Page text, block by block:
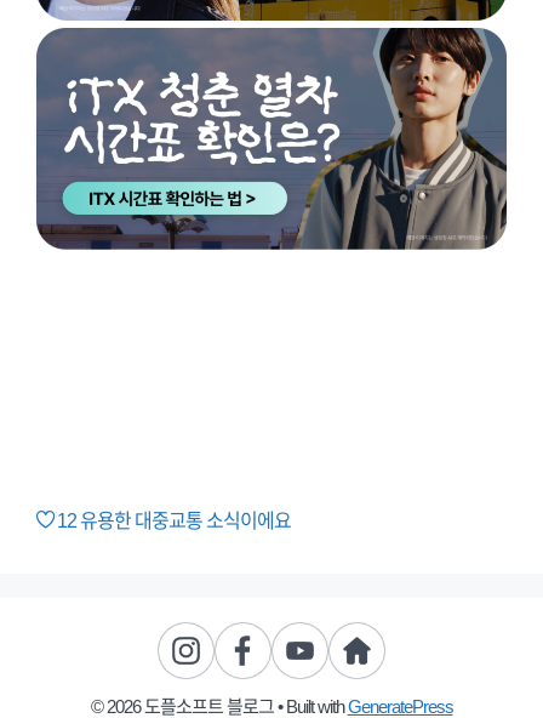
12유용한 대중교통 소식이에요
© 2026 도플소프트 블로그• Built withGeneratePress